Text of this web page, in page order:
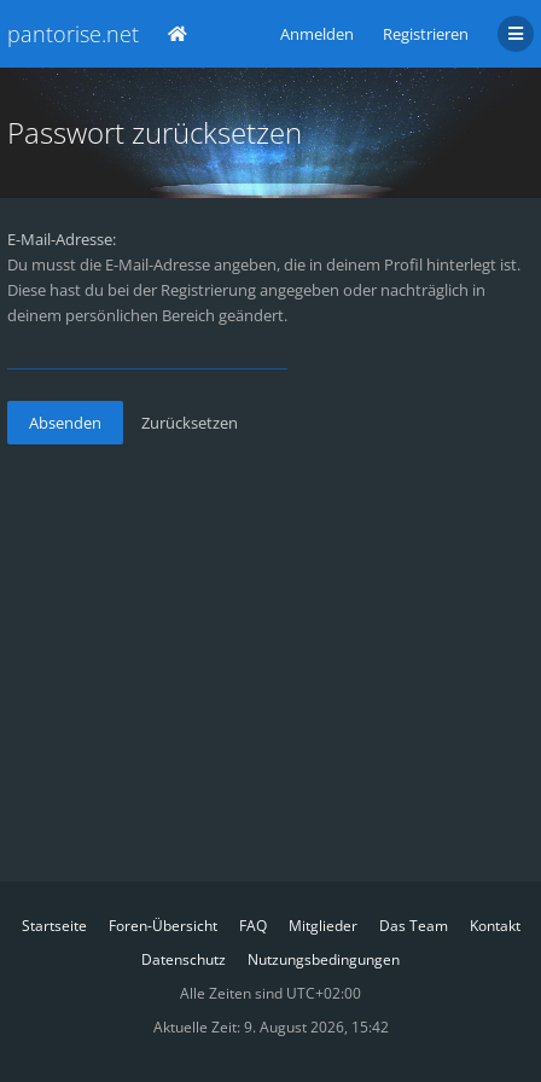
pantorise.net Anmelden Registrieren
Passwort zurücksetzen
E-Mail-Adresse:
Du musst die E-Mail-Adresse angeben, die in deinem Profil hinterlegt ist.
Diese hast du bei der Registrierung angegeben oder nachträglich in
deinem persönlichen Bereich geändert.
Startseite Foren-Übersicht FAQ Mitglieder Das Team
Kontakt
Datenschutz
Nutzungsbedingungen
Alle Zeiten sind UTC+02:00
Aktuelle Zeit: 9. August 2026, 15:42